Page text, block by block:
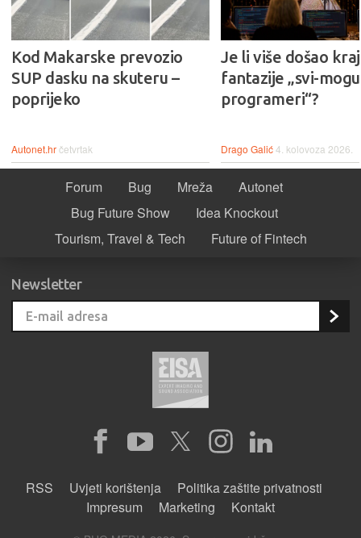
Kod Makarske prevozio
SUP dasku na skuteru –
poprijeko
Autonet.hrčetvrtak
Je li više došao kraj
fantazije „svi-
programeri“?
Drago Galić4. kolovoza 2026.
Forum Bug Mreža
Autonet
Bug Future Show
Idea Knockout
Tourism, Travel & Tech
Future of Fintech
Newsletter
RSS Uvjeti korištenja
Politika zaštite privatnosti
Impresum
Marketing Kontakt